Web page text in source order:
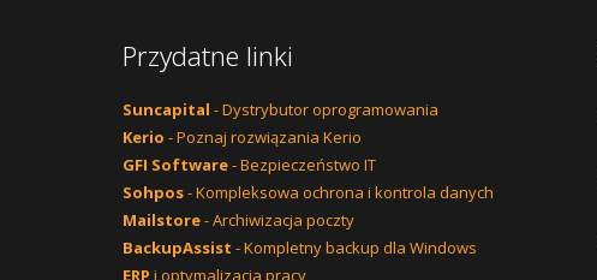
Przydatne linki
Suncapital - Dystrybutor oprogramowania
Kerio - Poznaj rozwiązania Kerio
GFI Software- Bezpieczeństwo IT
Sohpos- Kompleksowa ochrona i kontrola danych
Mailstore- Archiwizacja poczty
BackupAssist - Kompletny backup dla Windows
ERP i optymalizacja pracy